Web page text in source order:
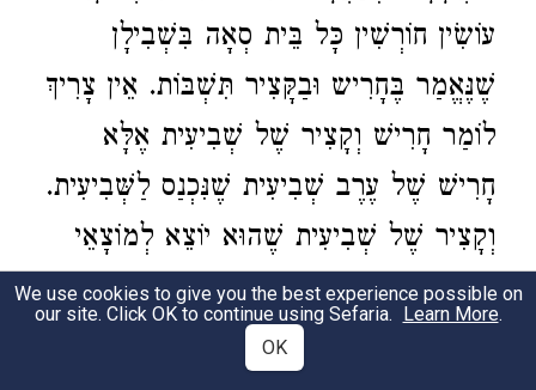
עוֹשִׂין חוֹרְשִׁין כָּל בֵּית סְאָה בִּשְׁבִילָן
שֶׁנֶּאֱמַר בֶּחָרִיש וּבַקָּצִיר תִּשְׁבּוֹת. אֵין צָרִיךְ
לוֹמַר חָרִישׁ וְקָצִיר שֶׁל שְׁבִיעִית אֶלָּא
חָרִישׁ שֶׁל עֶרֶב שְׁבִיעִית שֶׁנִּכְנַס לַשְּׁבִיעִית.
וְקָצִיר שֶׁל שְׁבִיעִית שֶׁהוּא יוֹצֵא לְמוֹצָאֵי
שְׁבִיעִית. רִבִּי יִשְׁמָעֵאל אוֹמֵר מַה חָרִישׁ
רְשׁוּת אַף קָצִיר רְשׁוּת יָצָא קְצִיר הָעוֹמֶר.
We use cookies to give you the best experience possible on
our site. Click OK to continue using Sefaria. Learn More.
OK